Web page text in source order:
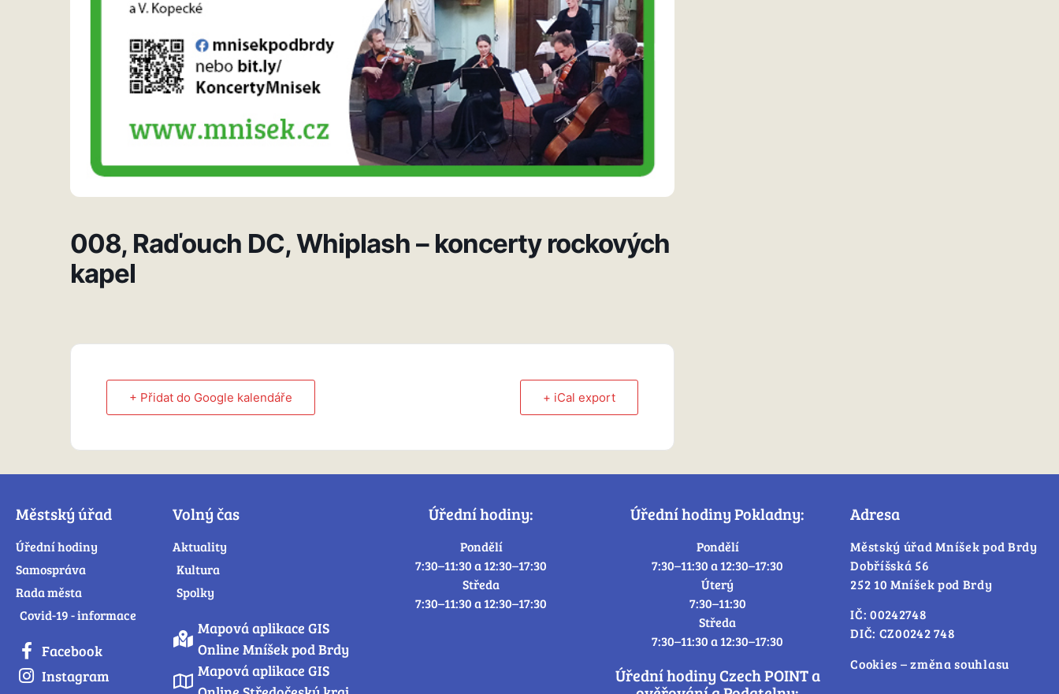
008, Raďouch DC, Whiplash – koncerty rockových
kapel
+ Přidat do Google kalendáře + iCal export
Městský úřad
Úřední hodiny
Samospráva
Rada města
Covid-19 - informace
Facebook
Instagram
Volný čas
Aktuality
Kultura
Spolky
Mapová aplikace GIS
Online Mníšek pod Brdy
Mapová aplikace GIS
Úřední hodiny:
Pondělí
7:30–11:30 a 12:30–17:30
Středa
7:30–11:30 a 12:30–17:30
Úřední hodiny Pokladny:
Pondělí
7:30–11:30 a 12:30–17:30
Úterý
7:30–11:30
Středa
7:30–11:30 a 12:30–17:30
Úřední hodiny Czech POINT a
Adresa
Městský úřad Mníšek pod Brdy
Dobříšská 56
252 10 Mníšek pod Brdy
IČ: 00242748
DIČ: CZ00242 748
Cookies – změna souhlasu